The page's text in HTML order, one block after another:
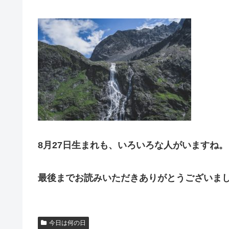
8月27日生まれも、いろいろな人がいますね。
最後までお読みいただきありがとうございま
今日は何の日